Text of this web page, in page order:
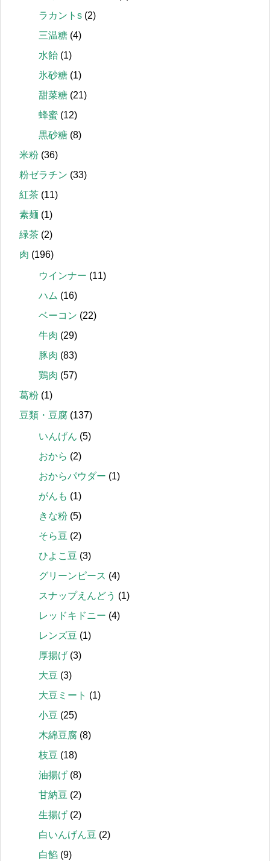
ラカントs (2)
三温糖 (4)
水飴 (1)
氷砂糖 (1)
甜菜糖 (21)
蜂蜜 (12)
黒砂糖 (8)
米粉 (36)
粉ゼラチン (33)
紅茶 (11)
素麺 (1)
緑茶 (2)
肉 (196)
ウインナー (11)
ハム (16)
ベーコン (22)
牛肉 (29)
豚肉 (83)
鶏肉 (57)
葛粉 (1)
豆類・豆腐 (137)
いんげん (5)
おから (2)
おからパウダー (1)
がんも (1)
きな粉 (5)
そら豆 (2)
ひよこ豆 (3)
グリーンピース (4)
スナップえんどう (1)
レッドキドニー (4)
レンズ豆 (1)
厚揚げ (3)
大豆 (3)
大豆ミート (1)
小豆 (25)
木綿豆腐 (8)
枝豆 (18)
油揚げ (8)
甘納豆 (2)
生揚げ (2)
白いんげん豆 (2)
白餡 (9)